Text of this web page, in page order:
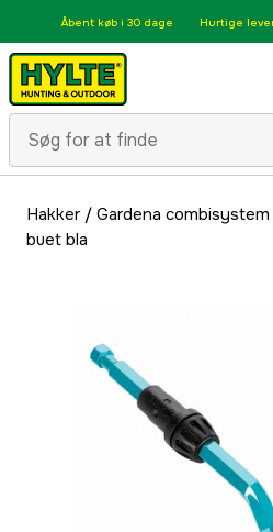
Åbent køb i 30 dage Hurtige
Hakker/ Gardena
buet bla